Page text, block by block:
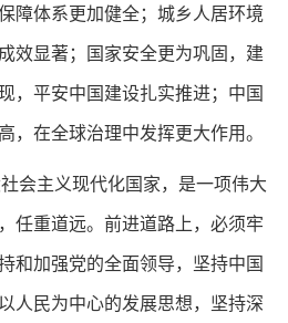
障体系更加健全；城乡人居环境
效显著；国家安全更为巩固，建
，平安中国建设扎实推进；中国
，在全球治理中发挥更大作用。
会主义现代化国家，是一项伟大
任重道远。前进道路上，必须牢
和加强党的全面领导，坚持中国
人民为中心的发展思想，坚持深